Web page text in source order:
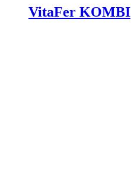
VitaFer KOMBI